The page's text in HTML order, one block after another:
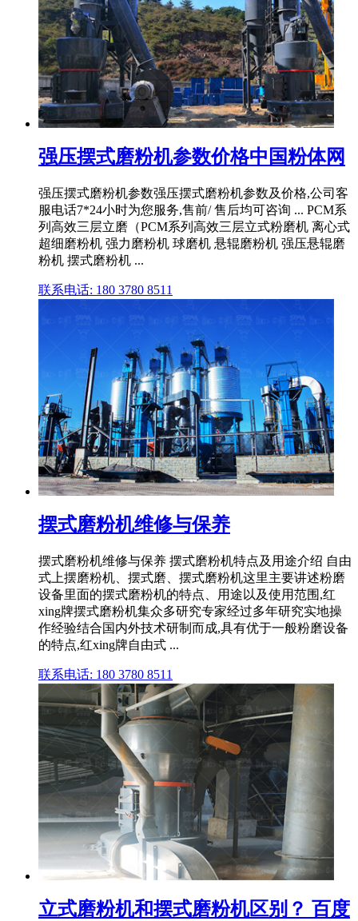
强压摆式磨粉机参数价格中国粉体网
强压摆式磨粉机参数强压摆式磨粉机参数及价格,公司客
服电话7*24小时为您服务,售前/ 售后均可咨询 ... PCM系
列高效三层立磨（PCM系列高效三层立式粉磨机 离心式
超细磨粉机 强力磨粉机 球磨机 悬辊磨粉机 强压悬辊磨
粉机 摆式磨粉机 ...
联系电话: 180 3780 8511
摆式磨粉机维修与保养
摆式磨粉机维修与保养 摆式磨粉机特点及用途介绍 自由
式上摆磨粉机、摆式磨、摆式磨粉机这里主要讲述粉磨
设备里面的摆式磨粉机的特点、用途以及使用范围,红
xing牌摆式磨粉机集众多研究专家经过多年研究实地操
作经验结合国内外技术研制而成,具有优于一般粉磨设备
的特点,红xing牌自由式 ...
联系电话: 180 3780 8511
立式磨粉机和摆式磨粉机区别？ 百度